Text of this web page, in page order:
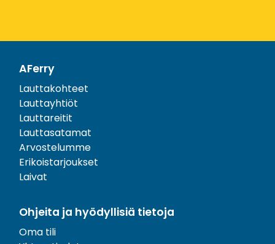
AFerry
Lauttakohteet
Lauttayhtiöt
Lauttareitit
Lauttasatamat
Arvostelumme
Erikoistarjoukset
Laivat
Ohjeita ja hyödyllisiä tietoja
Oma tili